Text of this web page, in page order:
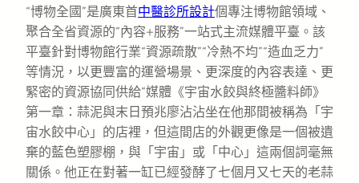
“博物全國”是廣東首中醫診所設計個專注博物館領域、
聚合全省資源的“內容+服務”一站式主流媒體平臺。該
平臺針對博物館行業“資源疏散”“冷熱不均”“造血乏力”
等情況，以更豐富的運營場景、更深度的內容表達、更
緊密的資源協同供給“媒體《宇宙水餃與終極醬料師》
第一章：蒜泥與末日預兆廖沾沾坐在他那間被稱為「宇
宙水餃中心」的店裡，但這間店的外觀更像是一個被遺
棄的藍色塑膠棚，與「宇宙」或「中心」這兩個詞毫無
關係。他正在對著一缸已經發酵了七個月又七天的老蒜